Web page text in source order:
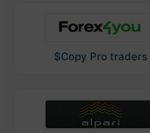
$Copy Pro traders